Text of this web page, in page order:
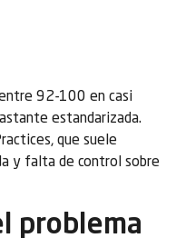
entre 92-100 en casi
estandarizada.
que suele
y falta de control sobre
problema